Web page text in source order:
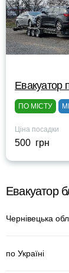
Евакуатор
ПО МІСТУ
Ціна посадки
500 грн
Евакуатор
Чернівецька
по Україні